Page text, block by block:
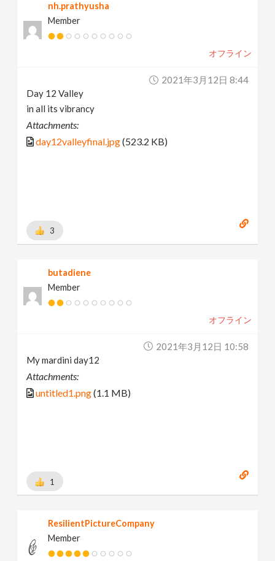
nh.prathyusha
Member
オフライン
2021年3月12日 8:44
Day 12 Valley
in all its vibrancy
Attachments:
day12valleyfinal.jpg(523.2 KB)
3
butadiene
Member
オフライン
2021年3月12日 10:58
My mardini day12
Attachments:
untitled1.png(1.1 MB)
1
ResilientPictureCompany
Member